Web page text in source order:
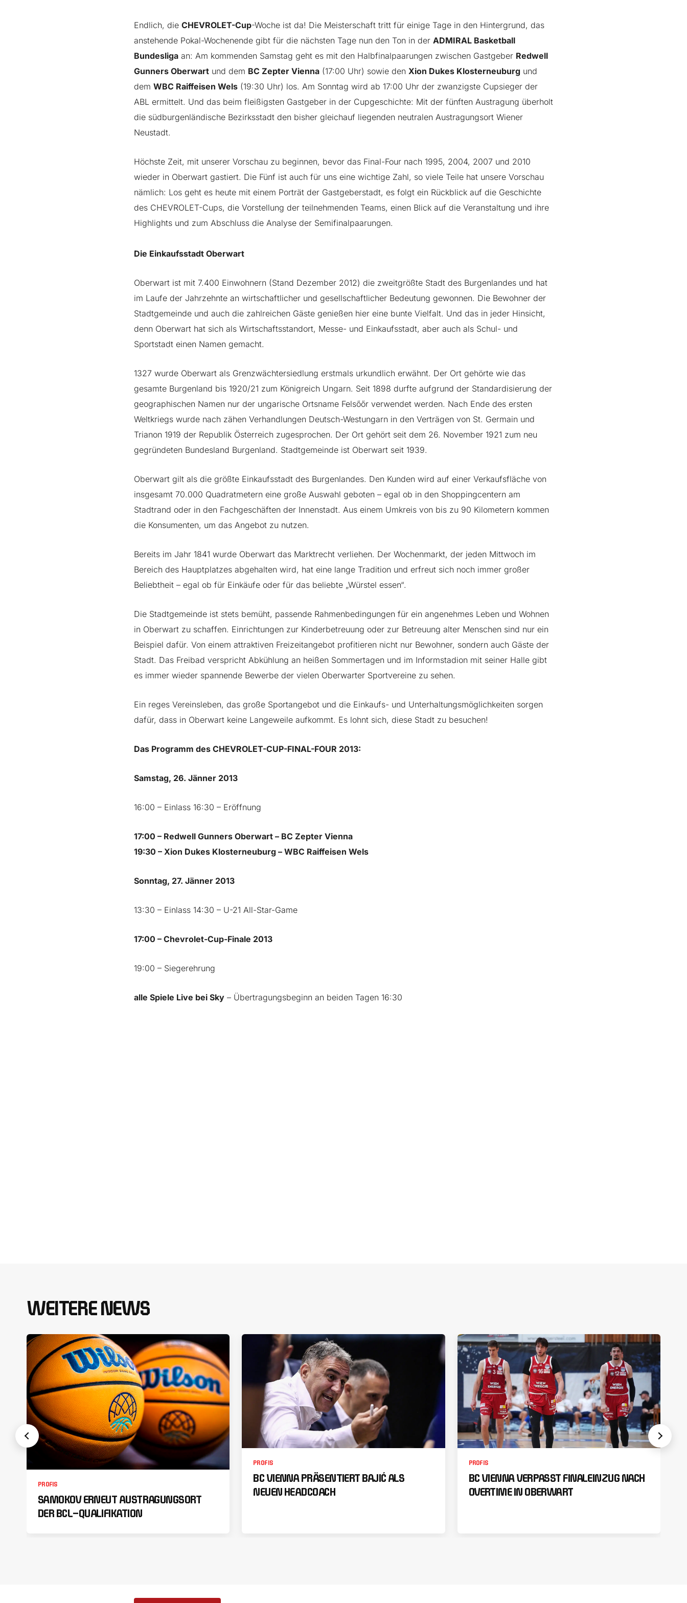
Endlich, die CHEVROLET-Cup-Woche ist da! Die Meisterschaft tritt für einige Tage in den Hintergrund, das
anstehende Pokal-Wochenende gibt für die nächsten Tage nun den Ton in der ADMIRAL Basketball
Bundesliga an: Am kommenden Samstag geht es mit den Halbfinalpaarungen zwischen Gastgeber Redwell
Gunners Oberwart und dem BC Zepter Vienna (17:00 Uhr) sowie den Xion Dukes Klosterneuburg und
dem WBC Raiffeisen Wels (19:30 Uhr) los. Am Sonntag wird ab 17:00 Uhr der zwanzigste Cupsieger der
ABL ermittelt. Und das beim fleißigsten Gastgeber in der Cupgeschichte: Mit der fünften Austragung überholt
die südburgenländische Bezirksstadt den bisher gleichauf liegenden neutralen Austragungsort Wiener
Neustadt.
Höchste Zeit, mit unserer Vorschau zu beginnen, bevor das Final-Four nach 1995, 2004, 2007 und 2010
wieder in Oberwart gastiert. Die Fünf ist auch für uns eine wichtige Zahl, so viele Teile hat unsere Vorschau
nämlich: Los geht es heute mit einem Porträt der Gastgeberstadt, es folgt ein Rückblick auf die Geschichte
des CHEVROLET-Cups, die Vorstellung der teilnehmenden Teams, einen Blick auf die Veranstaltung und ihre
Highlights und zum Abschluss die Analyse der Semifinalpaarungen.
Die Einkaufsstadt Oberwart
Oberwart ist mit 7.400 Einwohnern (Stand Dezember 2012) die zweitgrößte Stadt des Burgenlandes und hat
im Laufe der Jahrzehnte an wirtschaftlicher und gesellschaftlicher Bedeutung gewonnen. Die Bewohner der
Stadtgemeinde und auch die zahlreichen Gäste genießen hier eine bunte Vielfalt. Und das in jeder Hinsicht,
denn Oberwart hat sich als Wirtschaftsstandort, Messe- und Einkaufsstadt, aber auch als Schul- und
Sportstadt einen Namen gemacht.
1327 wurde Oberwart als Grenzwächtersiedlung erstmals urkundlich erwähnt. Der Ort gehörte wie das
gesamte Burgenland bis 1920/21 zum Königreich Ungarn. Seit 1898 durfte aufgrund der Standardisierung der
geographischen Namen nur der ungarische Ortsname Felsőőr verwendet werden. Nach Ende des ersten
Weltkriegs wurde nach zähen Verhandlungen Deutsch-Westungarn in den Verträgen von St. Germain und
Trianon 1919 der Republik Österreich zugesprochen. Der Ort gehört seit dem 26. November 1921 zum neu
gegründeten Bundesland Burgenland. Stadtgemeinde ist Oberwart seit 1939.
Oberwart gilt als die größte Einkaufsstadt des Burgenlandes. Den Kunden wird auf einer Verkaufsfläche von
insgesamt 70.000 Quadratmetern eine große Auswahl geboten – egal ob in den Shoppingcentern am
Stadtrand oder in den Fachgeschäften der Innenstadt. Aus einem Umkreis von bis zu 90 Kilometern kommen
die Konsumenten, um das Angebot zu nutzen.
Bereits im Jahr 1841 wurde Oberwart das Marktrecht verliehen. Der Wochenmarkt, der jeden Mittwoch im
Bereich des Hauptplatzes abgehalten wird, hat eine lange Tradition und erfreut sich noch immer großer
Beliebtheit – egal ob für Einkäufe oder für das beliebte „Würstel essen“.
Die Stadtgemeinde ist stets bemüht, passende Rahmenbedingungen für ein angenehmes Leben und Wohnen
in Oberwart zu schaffen. Einrichtungen zur Kinderbetreuung oder zur Betreuung alter Menschen sind nur ein
Beispiel dafür. Von einem attraktiven Freizeitangebot profitieren nicht nur Bewohner, sondern auch Gäste der
Stadt. Das Freibad verspricht Abkühlung an heißen Sommertagen und im Informstadion mit seiner Halle gibt
es immer wieder spannende Bewerbe der vielen Oberwarter Sportvereine zu sehen.
Ein reges Vereinsleben, das große Sportangebot und die Einkaufs- und Unterhaltungsmöglichkeiten sorgen
dafür, dass in Oberwart keine Langeweile aufkommt. Es lohnt sich, diese Stadt zu besuchen!
Das Programm des CHEVROLET-CUP-FINAL-FOUR 2013:
Samstag, 26. Jänner 2013
16:00 – Einlass 16:30 – Eröffnung
17:00 – Redwell Gunners Oberwart – BC Zepter Vienna
19:30 – Xion Dukes Klosterneuburg – WBC Raiffeisen Wels
Sonntag, 27. Jänner 2013
13:30 – Einlass 14:30 – U-21 All-Star-Game
17:00 – Chevrolet-Cup-Finale 2013
19:00 – Siegerehrung
alle Spiele Live bei Sky – Übertragungsbeginn an beiden Tagen 16:30
WEITERE NEWS
PROFIS
SAMOKOV ERNEUT AUSTRAGUNGSORT
DER BCL-QUALIFIKATION
PROFIS
BC VIENNA PRÄSENTIERT BAJIĆ ALS
NEUEN HEADCOACH
PROFIS
BC VIENNA VERPASST FINALEINZUG NACH
OVERTIME IN OBERWART